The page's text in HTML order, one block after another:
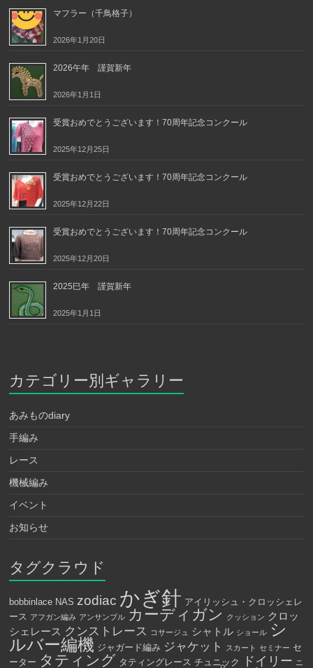
マフラー（千鳥格子）
2026年1月20日
2026午年 謹賀新年
2026年1月1日
受賞おめでとうございます！70周年記念コンクール
2025年12月25日
受賞おめでとうございます！70周年記念コンクール
2025年12月22日
受賞おめでとうございます！70周年記念コンクール
2025年12月20日
2025巳年 謹賀新年
2025年1月1日
カテゴリー別ギャラリー
あみものdiary
手編み
レース
機械編み
イベント
お知らせ
タグクラウド
bobbinlace NAS zodiac かぎ針 アイリッシュ・クロッシェレ
ース アフガン編み アンサンブル カーディガン クッション クロッ
シェレース クンストレース コサージュ シャトル ショール シ
ルバー編機 ジャガード編み ジャケット スカート セミナー セ
ーター タティング タティングレース チュニック ドイリー ニ